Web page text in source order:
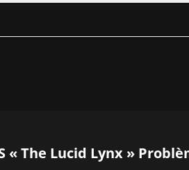
« The Lucid Lynx »